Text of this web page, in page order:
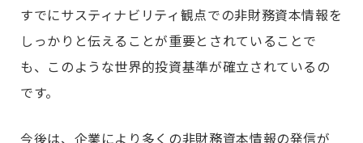
すでにサスティナビリティ観点での非財務資本情報を
しっかりと伝えることが重要とされていることで
も、このような世界的投資基準が確立されているの
です。
今後は、企業により多くの非財務資本情報の発信が